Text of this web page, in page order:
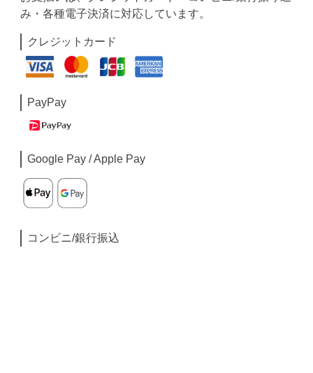
み・各種電子決済に対応しています。
クレジットカード
PayPay
Google Pay / Apple Pay
コンビニ/銀行振込